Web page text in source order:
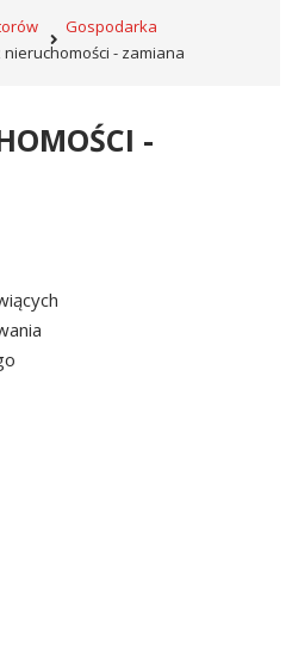
Gospodarka
nieruchomości - zamiana
-